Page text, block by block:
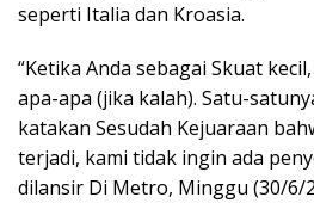
seperti Italia dan Kroasia.
“Ketika Anda sebagai Skuat
apa-apa (jika kalah). Satu-
katakan Sesudah Kejuaraan
terjadi, kami tidak ingin ada
dilansir Di Metro, Minggu (30/6/